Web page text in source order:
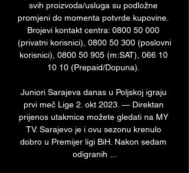
svih proizvoda/usluga su podložne
promjeni do momenta potvrde kupovine.
Brojevi kontakt centra: 0800 50 000
(privatni korisnici), 0800 50 300 (poslovni
korisnici), 0800 50 905 (m:SAT), 066 10
10 10 (Prepaid/Dopuna).
Juniori Sarajeva danas u Poljskoj igraju
prvi meč Lige 2. okt 2023. — Direktan
prijenos utakmice možete gledati na MY
TV. Sarajevo je i ovu sezonu krenulo
dobro u Premijer ligi BiH. Nakon sedam
odigranih ...